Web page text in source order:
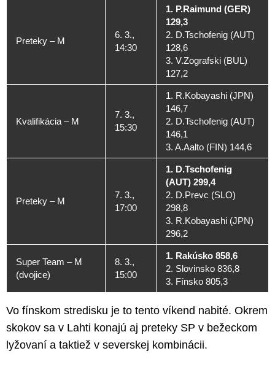
Preteky – M
6. 3.,
14:30
1. P.Raimund (GER)
129,3
2. D.Tschofenig (AUT)
128,6
3. V.Zografski (BUL)
127,2
Kvalifikácia – M
7. 3.,
15:30
1. R.Kobayashi (JPN)
146,7
2. D.Tschofenig (AUT)
146,1
3. A.Aalto (FIN) 144,6
Preteky – M
7. 3.,
17:00
1. D.Tschofenig
(AUT) 299,4
2. D.Prevc (SLO)
298,8
3. R.Kobayashi (JPN)
296,2
Super Team – M
(dvojice)
8. 3.,
15:00
1. Rakúsko 858,6
2. Slovinsko 836,8
3. Fínsko 805,3
Vo fínskom stredisku je to tento víkend nabité. Okrem
skokov sa v Lahti konajú aj preteky SP v bežeckom
lyžovaní a taktiež v severskej kombinácii.